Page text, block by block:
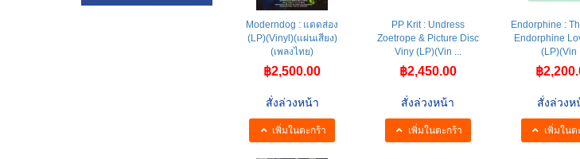
Moderndog : แดดส่อง
(LP)(Vinyl)(แผ่นเสียง)
(เพลงไทย)
฿2,500.00
สั่งล่วงหน้า
เพิ่มในตะกร้า
PP Krit : Undress
Zoetrope & Picture Disc
Viny (LP)(Vin ...
฿2,450.00
สั่งล่วงหน้า
เพิ่มในตะกร้า
Endorphine :
Endorphine
(LP)(Vin
฿
สั่งล่วงห
เพิ่มในต